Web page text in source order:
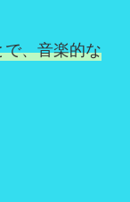
で、音楽的な